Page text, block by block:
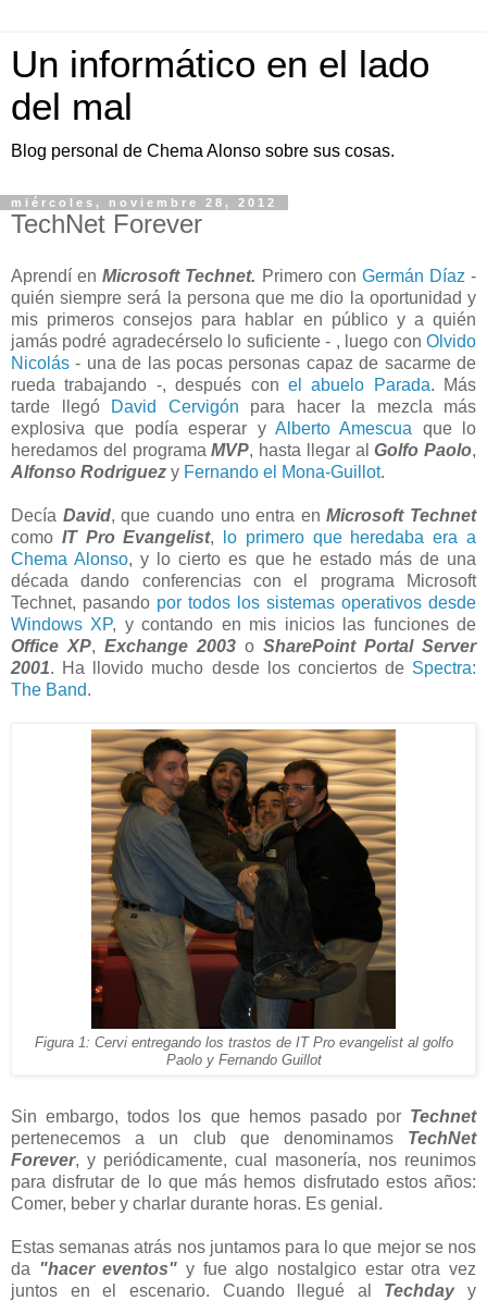
Un informático en el lado
del mal
Blog personal de Chema Alonso sobre sus cosas.
miércoles, noviembre 28, 2012
TechNet Forever
Aprendí enMicrosoft Technet. Primero con Germán Díaz -
quién siempre será la persona que me dio la oportunidad y
mis primeros consejos para hablar en público y a quién
jamás podré agradecérselo lo suficiente - , luego con Olvido
Nicolás - una de las pocas personas capaz de sacarme de
rueda trabajando -, después con el abuelo Parada. Más
tarde llegó
David Cervigón para hacer la mezcla más
explosiva que podía esperar y Alberto Amescua que lo
heredamos del programaMVP, hasta llegar alGolfo Paolo,
Alfonso Rodriguez y Fernando el Mona-Guillot.
Decía David, que cuando uno entra enMicrosoft Technet
como IT Pro Evangelist,
lo primero que heredaba era a
Chema Alonso, y lo cierto es que he estado más de una
década dando conferencias con el programa Microsoft
Technet, pasando por todos los sistemas operativos desde
Windows XP, y contando en mis inicios las funciones de
Office XP, Exchange 2003 o SharePoint Portal Server
2001. Ha llovido mucho desde los conciertos de Spectra:
The Band.
Figura 1: Cervi entregando los trastos de IT Pro evangelist al golfo
Paolo y Fernando Guillot
Sin embargo, todos los que hemos pasado por Technet
pertenecemos a un club que denominamos TechNet
Forever, y periódicamente, cual masonería, nos reunimos
para disfrutar de lo que más hemos disfrutado estos años:
Comer, beber y charlar durante horas. Es genial.
Estas semanas atrás nos juntamos para lo que mejor se nos
da "hacer eventos" y fue algo nostalgico estar otra vez
juntos en el escenario. Cuando llegué al Techdayy